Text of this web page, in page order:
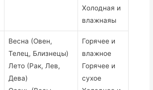
Холодная и
влажнаяы
Весна (Овен,
Телец, Близнецы)
Лето (Рак, Лев,
Дева)
Горячее и
влажное
Горячее и
сухое